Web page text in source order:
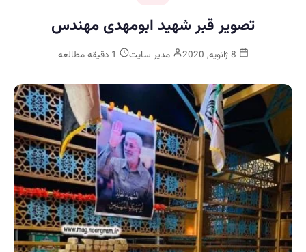
تصویر قبر شهید ابومهدی مهندس
مدیر سایت